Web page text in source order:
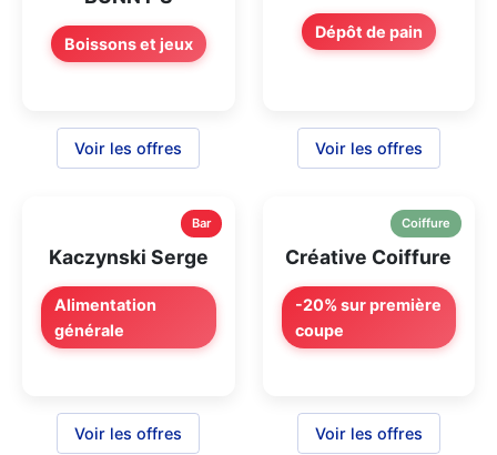
Boissons et jeux
Voir les offres
Dépôt de pain
Voir les offres
Bar
Kaczynski Serge
Alimentation
générale
Voir les offres
Coiffure
Créative Coiffure
-20% sur première
coupe
Voir les offres